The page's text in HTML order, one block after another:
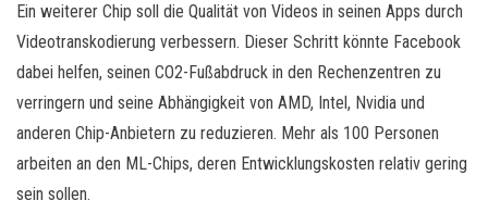
Ein weiterer Chip soll die Qualität von Videos in seinen Apps durch
Videotranskodierung verbessern. Dieser Schritt könnte Facebook
dabei helfen, seinen CO2-Fußabdruck in den Rechenzentren zu
verringern und seine Abhängigkeit von AMD, Intel, Nvidia und
anderen Chip-Anbietern zu reduzieren. Mehr als 100 Personen
arbeiten an den ML-Chips, deren Entwicklungskosten relativ gering
sein sollen.